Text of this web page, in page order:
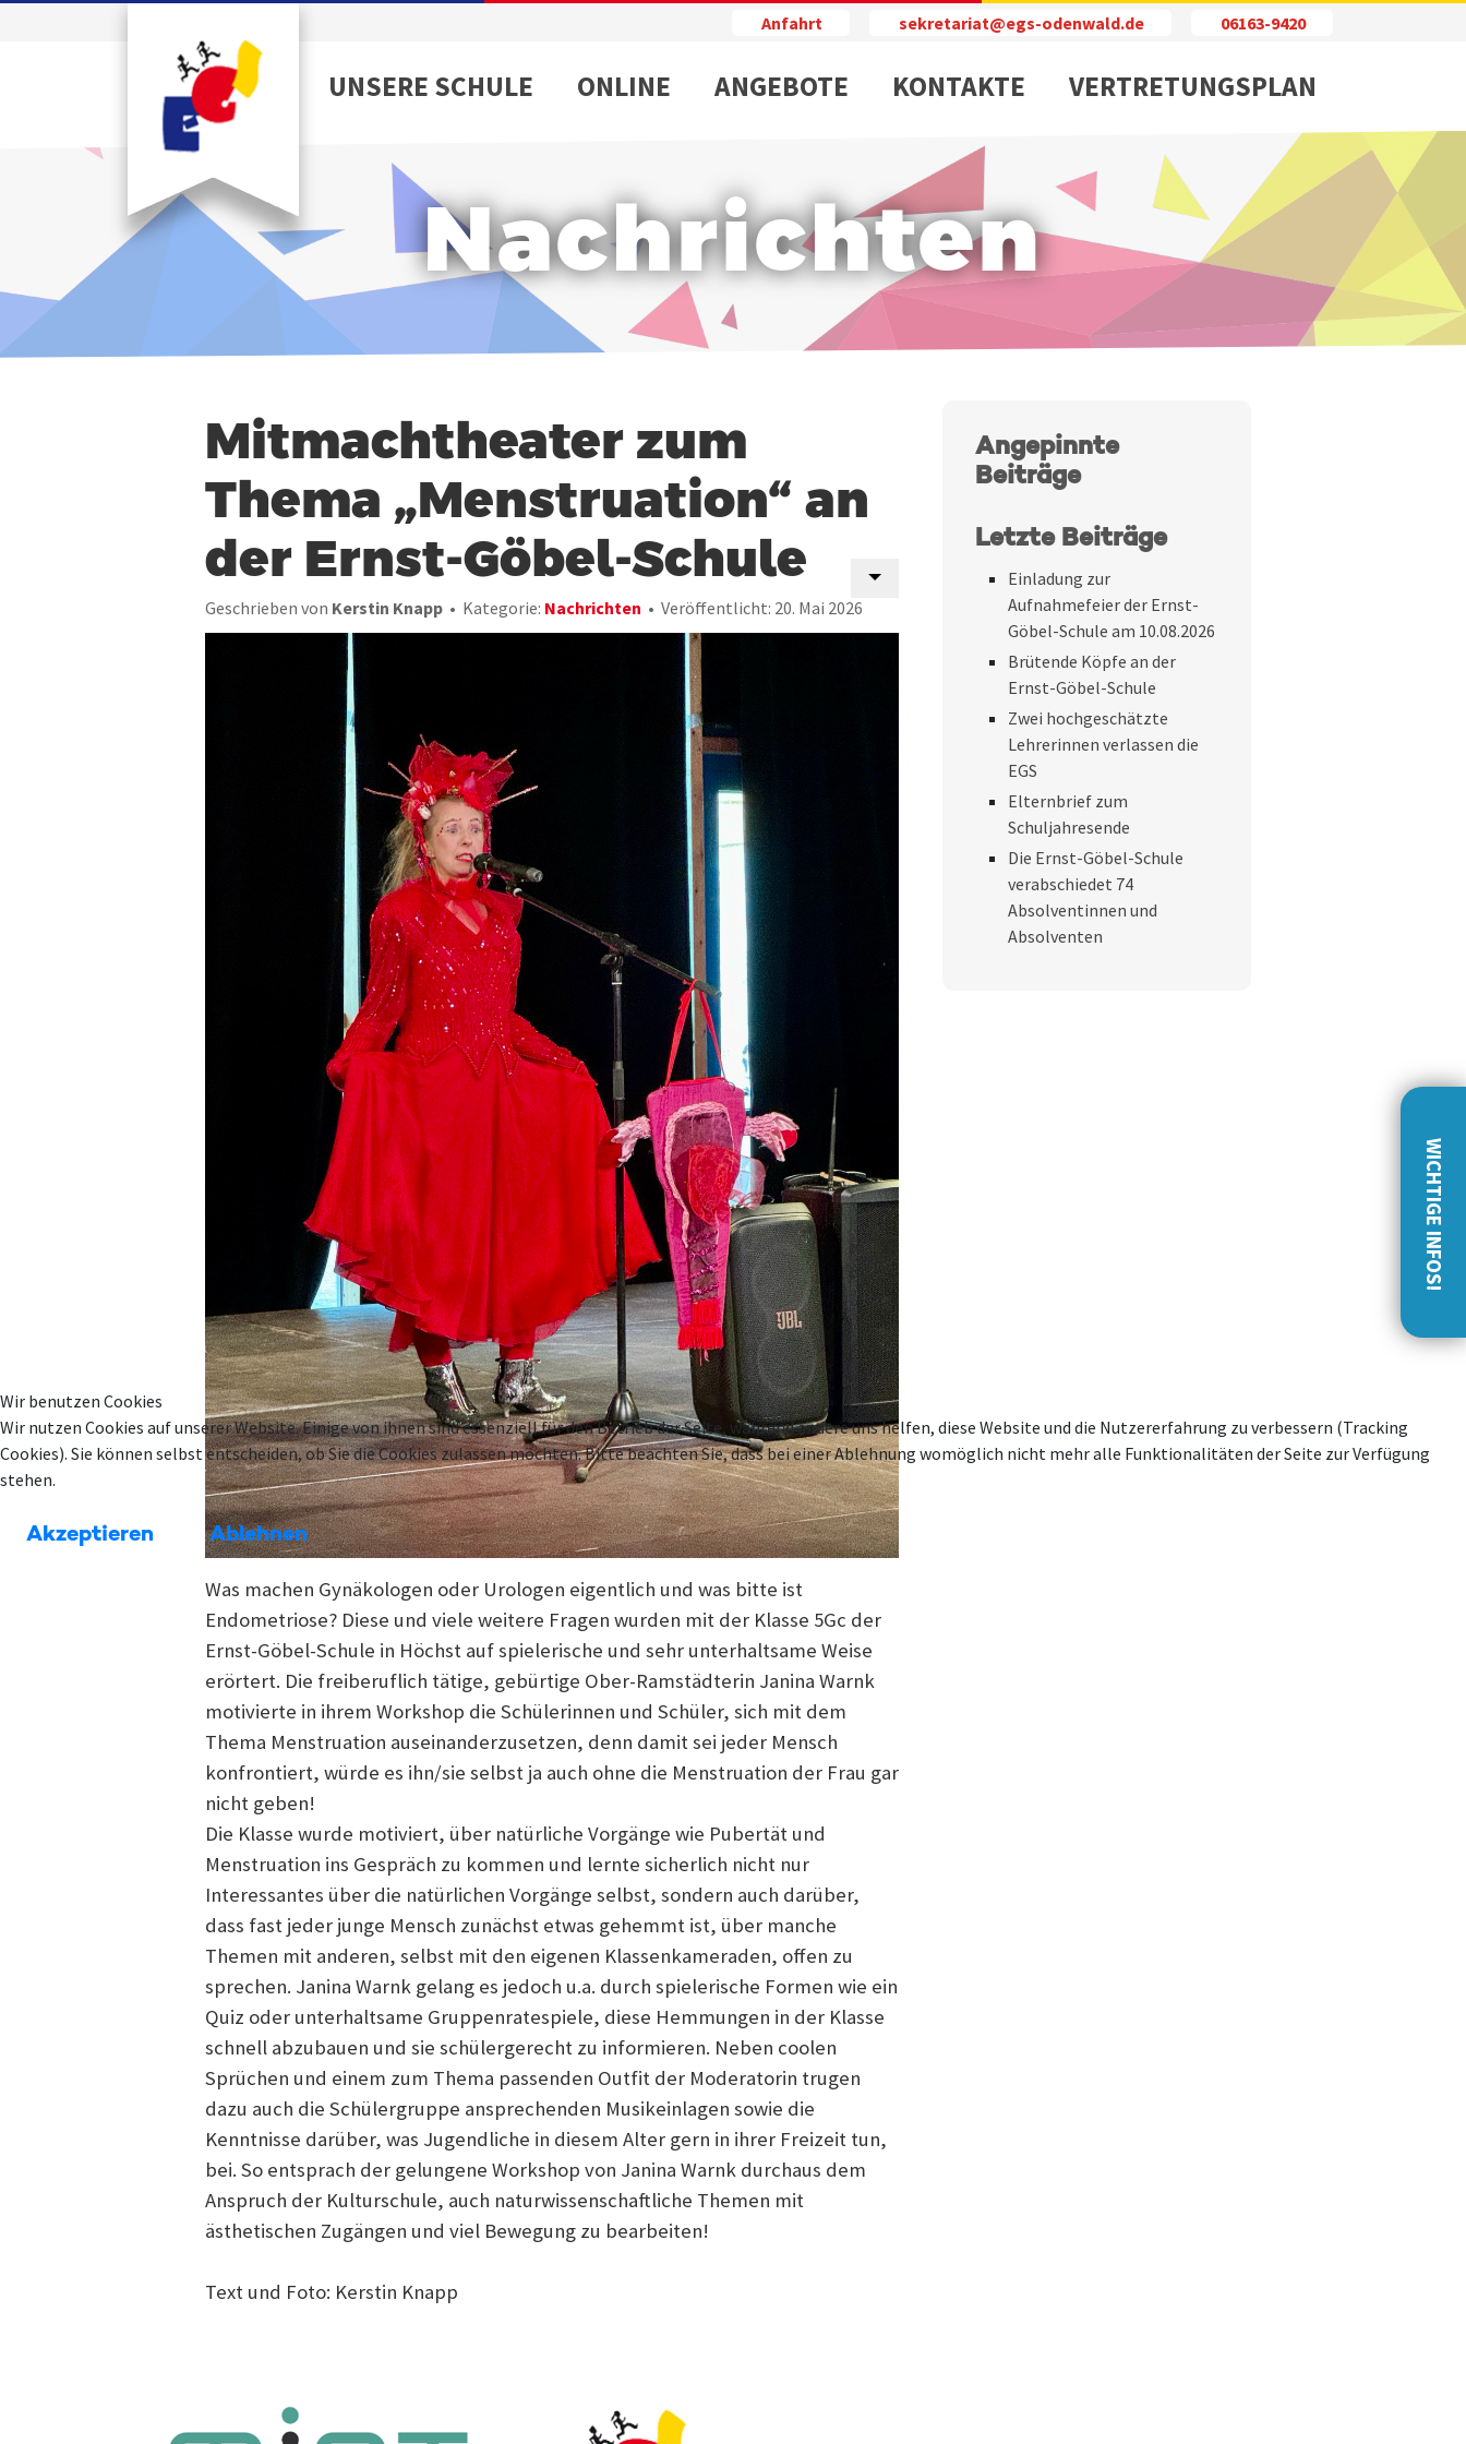
WICHTIGE INFOS!
Anfahrt sekretariat@egs-odenwald.de 06163-9420
UNSERE SCHULE ONLINE ANGEBOTE KONTAKTE VERTRETUNGSPLAN
Nachrichten
Mitmachtheater zum
Thema „Menstruation“ an
der Ernst-Göbel-Schule
Geschrieben von Kerstin Knapp Kategorie: Nachrichten Veröffentlicht: 20. Mai 2026
Was machen Gynäkologen oder Urologen eigentlich und was bitte ist
Endometriose? Diese und viele weitere Fragen wurden mit der Klasse 5Gc der
Ernst-Göbel-Schule in Höchst auf spielerische und sehr unterhaltsame Weise
erörtert. Die freiberuflich tätige, gebürtige Ober-Ramstädterin Janina Warnk
motivierte in ihrem Workshop die Schülerinnen und Schüler, sich mit dem
Thema Menstruation auseinanderzusetzen, denn damit sei jeder Mensch
konfrontiert, würde es ihn/sie selbst ja auch ohne die Menstruation der Frau gar
nicht geben!
Die Klasse wurde motiviert, über natürliche Vorgänge wie Pubertät und
Menstruation ins Gespräch zu kommen und lernte sicherlich nicht nur
Interessantes über die natürlichen Vorgänge selbst, sondern auch darüber,
dass fast jeder junge Mensch zunächst etwas gehemmt ist, über manche
Themen mit anderen, selbst mit den eigenen Klassenkameraden, offen zu
sprechen. Janina Warnk gelang es jedoch u.a. durch spielerische Formen wie ein
Quiz oder unterhaltsame Gruppenratespiele, diese Hemmungen in der Klasse
schnell abzubauen und sie schülergerecht zu informieren. Neben coolen
Sprüchen und einem zum Thema passenden Outfit der Moderatorin trugen
dazu auch die Schülergruppe ansprechenden Musikeinlagen sowie die
Kenntnisse darüber, was Jugendliche in diesem Alter gern in ihrer Freizeit tun,
bei. So entsprach der gelungene Workshop von Janina Warnk durchaus dem
Anspruch der Kulturschule, auch naturwissenschaftliche Themen mit
ästhetischen Zugängen und viel Bewegung zu bearbeiten!
Text und Foto: Kerstin Knapp
Angepinnte
Beiträge
Letzte Beiträge
Einladung zur
Aufnahmefeier der Ernst-
Göbel-Schule am 10.08.2026
Brütende Köpfe an der
Ernst-Göbel-Schule
Zwei hochgeschätzte
Lehrerinnen verlassen die
EGS
Elternbrief zum
Schuljahresende
Die Ernst-Göbel-Schule
verabschiedet 74
Absolventinnen und
Absolventen
Wir benutzen Cookies
Wir nutzen Cookies auf unserer Website. Einige von ihnen sind essenziell für den Betrieb der Seite, während andere uns helfen, diese Website und die Nutzererfahrung zu verbessern (Tracking
Cookies). Sie können selbst entscheiden, ob Sie die Cookies zulassen möchten. Bitte beachten Sie, dass bei einer Ablehnung womöglich nicht mehr alle Funktionalitäten der Seite zur Verfügung
stehen.
Akzeptieren Ablehnen